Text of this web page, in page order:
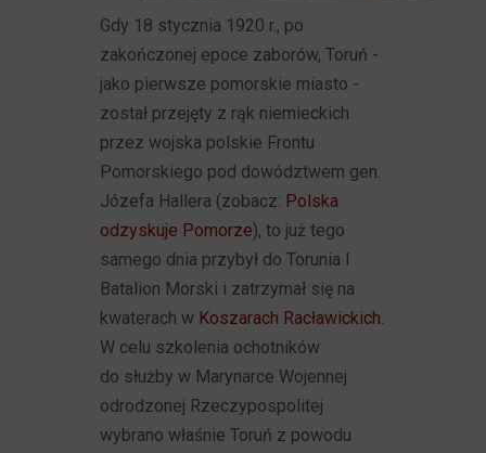
Gdy 18 stycznia 1920 r., po
zakończonej epoce zaborów, Toruń -
jako pierwsze pomorskie miasto -
został przejęty z rąk niemieckich
przez wojska polskie Frontu
Pomorskiego pod dowództwem gen.
Józefa Hallera (zobacz: Polska
odzyskuje Pomorze), to już tego
samego dnia przybył do Torunia I
Batalion Morski i zatrzymał się na
kwaterach w Koszarach Racławickich
W celu szkolenia ochotników
do służby w Marynarce Wojennej
odrodzonej Rzeczypospolitej
wybrano właśnie Toruń z powodu